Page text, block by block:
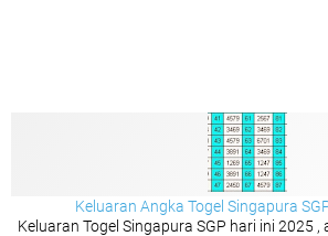
Keluaran Angka Togel Singapura
Keluaran Togel Singapura SGP hari ini 2025